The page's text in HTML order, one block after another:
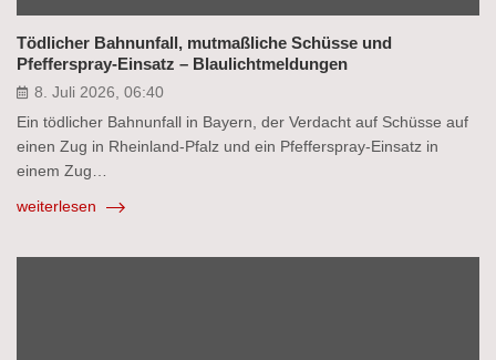
Tödlicher Bahnunfall, mutmaßliche Schüsse und
Pfefferspray-Einsatz – Blaulichtmeldungen
8. Juli 2026, 06:40
Ein tödlicher Bahnunfall in Bayern, der Verdacht auf Schüsse auf
einen Zug in Rheinland-Pfalz und ein Pfefferspray-Einsatz in
einem Zug…
weiterlesen